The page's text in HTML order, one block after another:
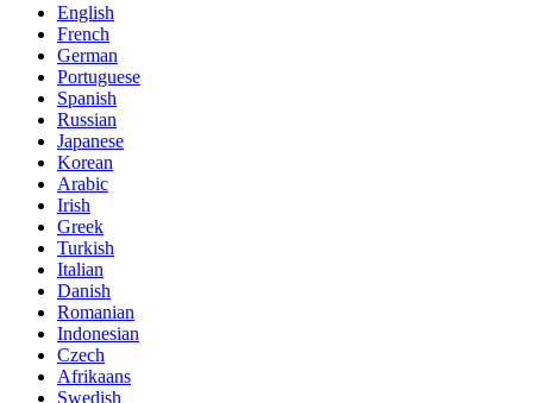
English
French
German
Portuguese
Spanish
Russian
Japanese
Korean
Arabic
Irish
Greek
Turkish
Italian
Danish
Romanian
Indonesian
Czech
Afrikaans
Swedish